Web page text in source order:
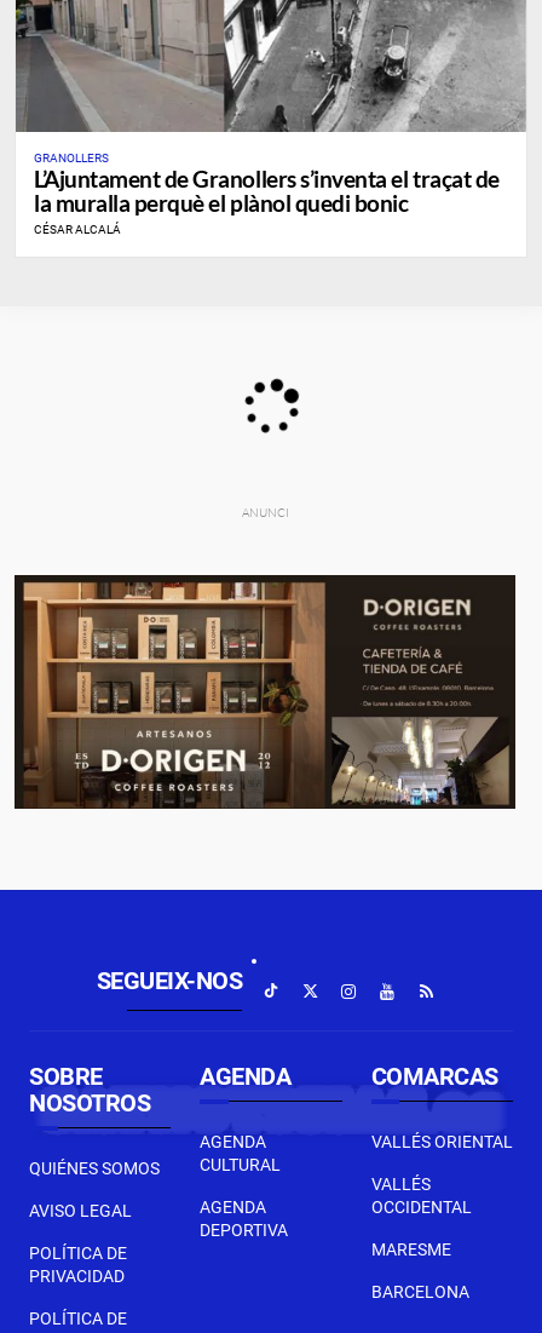
GRANOLLERS
L’Ajuntament de Granollers s’inventa el traçat de
la muralla perquè el plànol quedi bonic
CÉSAR ALCALÁ
SEGUEIX-NOS
SOBRE
NOSOTROS
QUIÉNES SOMOS
AVISO LEGAL
POLÍTICA DE
PRIVACIDAD
POLÍTICA DE
AGENDA
AGENDA
CULTURAL
AGENDA
DEPORTIVA
COMARCAS
VALLÉS ORIENTAL
VALLÉS
OCCIDENTAL
MARESME
BARCELONA